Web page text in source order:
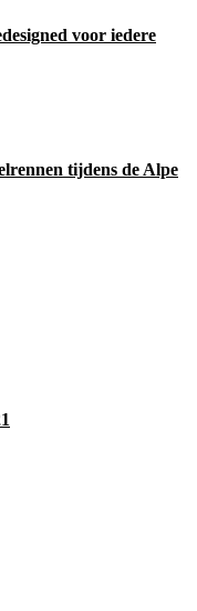
voor iedere
tijdens de Alpe